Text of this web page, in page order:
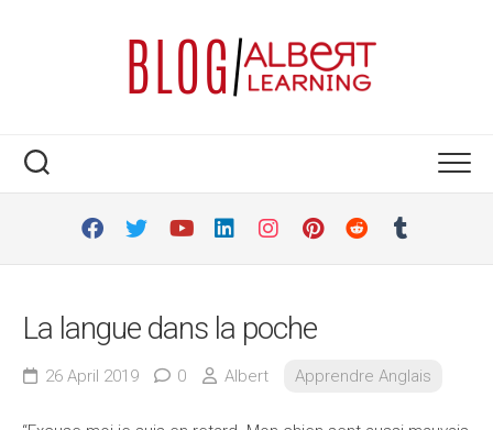
La langue dans la poche
26 April 2019 0 Albert Apprendre Anglais